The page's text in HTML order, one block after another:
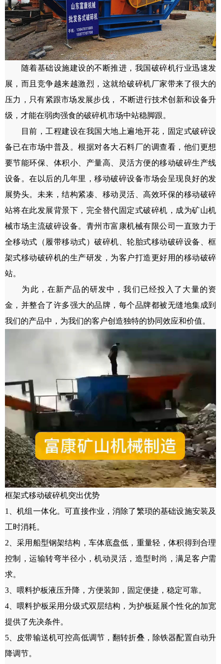
随着基础设施建设的不断推进，我国破碎机行业迅速发
展，而且竞争越来越激烈，这就给破碎机厂家带来了很大的
压力，只有紧跟市场发展步伐， 不断进行技术创新和设备升
级，才能在弱肉强食的破碎机市场中站稳脚跟。
目前，工程建设在我国大地上遍地开花，固定式破碎设
备已在市场中普及。根据对各大石料厂的调查看，他们更想
要节能环保、体积小、产量高、灵活方便的移动破碎生产线
设备。在以后的几年里，移动破碎设备市场会呈现良好的发
展势头。未来，结构紧凑、移动灵活、高效环保的移动破碎
站将在此发展背景下，完全替代固定式破碎机，成为矿山机
械市场主流破碎设备。青州市富康机械有限公司一直致力于
全移动式（履带移动式）破碎机、轮胎式移动破碎设备、框
架式移动破碎机的生产研发，为客户打造更好用的移动破碎
站。
为此，在新产品的研发中，我们已经投入了大量的资
金，并整合了许多强大的品牌，每个品牌都被无缝地集成到
我们的产品中，为我们的客户创造独特的协同效应和价值。
框架式移动破碎机突出优势
1、机组一体化。可直接作业，消除了繁琐的基础设施安装及
工时消耗。
2、采用船型钢架结构，车体底盘低，重量轻，体积得到合理
控制，运输转弯半径小，机动灵活，造型时尚，满足客户需
求。
3、喂料护板液压升降，方便装卸，固定便捷，稳定可靠。
4、喂料护板采用分级式双层结构，为护板延展个性化的加宽
提供了先决条件。
5、皮带输送机可控高低调节，翻转折叠，除铁器配置自动升
降调节。